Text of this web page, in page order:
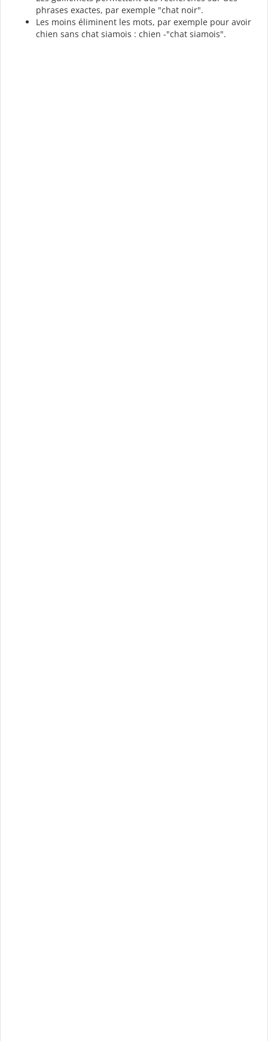
phrases exactes, par exemple "chat noir".
Les moins éliminent les mots, par exemple pour avoir
chien sans chat siamois : chien -"chat siamois".